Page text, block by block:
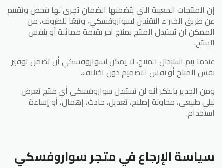
إن المنتجات المعيبة التي يتضمنها الضمان يُجرى لها فحص وتقييم
عن طريق الخبراء التقنيين لسواروفسكي، وتبعًا للظروف، من
الممكن أن يُستبدل المنتج بمنتج آخر بقيمة مماثلة أو بنفس
المنتج.
عندما يتم استبدال المنتج، لا يمكن لسواروفسكي أن تضمن توفير
نفس المنتج أو نفس التصميم دون اختلاف.
ومن الجدير بالذكر أنه لن تستبدل سواروفسكي أي منتج تعرض
لبلي طبيعي، محاولة إصلاح، تعديل، حادث، إهمال، أو إساءة
استخدام.
سياسة الإرجاع في متجر سواروفسكي